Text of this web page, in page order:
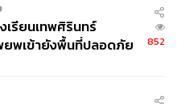
ายาม “ประคองระบบ
พลังงานที่พุ่งขึ้น แม้
ทาระยะสั้นมากกว่าการ
เรียนเทพศิรินทร์
พเข้ายังพื้นที่ปลอดภัย
852